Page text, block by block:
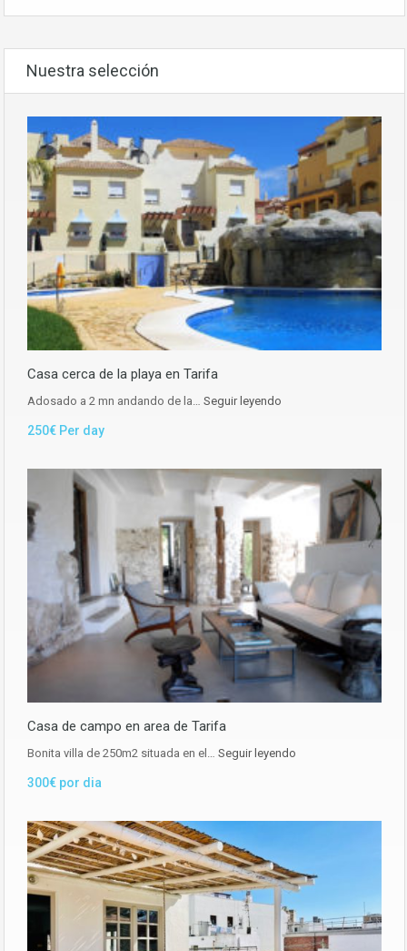
Nuestra selección
Casa cerca de la playa en Tarifa
Adosado a 2 mn andando de la… Seguir leyendo
250€ Per day
Casa de campo en area de Tarifa
Bonita villa de 250m2 situada en el… Seguir leyendo
300€ por dia